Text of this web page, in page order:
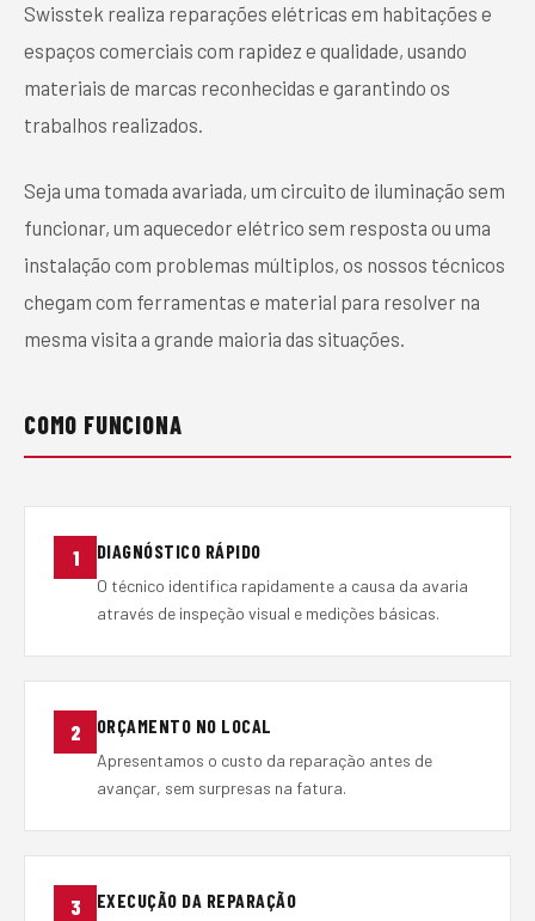
Swisstek realiza reparações elétricas em habitações e
espaços comerciais com rapidez e qualidade, usando
materiais de marcas reconhecidas e garantindo os
trabalhos realizados.
Seja uma tomada avariada, um circuito de iluminação sem
funcionar, um aquecedor elétrico sem resposta ou uma
instalação com problemas múltiplos, os nossos técnicos
chegam com ferramentas e material para resolver na
mesma visita a grande maioria das situações.
COMO FUNCIONA
1 DIAGNÓSTICO RÁPIDO
O técnico identifica rapidamente a causa da avaria
através de inspeção visual e medições básicas.
2 ORÇAMENTO NO LOCAL
Apresentamos o custo da reparação antes de
avançar, sem surpresas na fatura.
3 EXECUÇÃO DA REPARAÇÃO